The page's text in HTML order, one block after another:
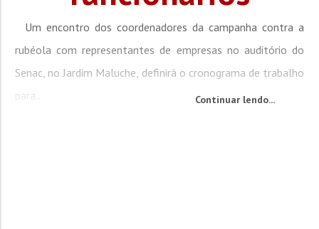
Um encontro dos coordenadores da campanha contra a
rubéola com representantes de empresas no auditório do
Senac, no Jardim Maluche, definirá o cronograma de trabalho
para...
Continuar lendo...